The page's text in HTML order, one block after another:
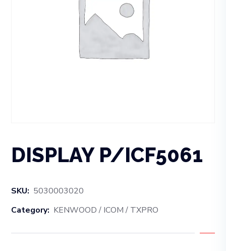
DISPLAY P/ICF5061
SKU: 5030003020
Category: KENWOOD / ICOM / TXPRO